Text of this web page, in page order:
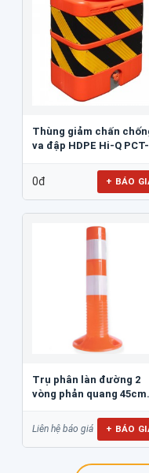
Thùng giảm chấn
va đập HDPE Hi-Q PCT-
0đ + BÁO
Trụ phân làn đường 2
vòng phản quang 45cm
Liên hệ báo giá + BÁO